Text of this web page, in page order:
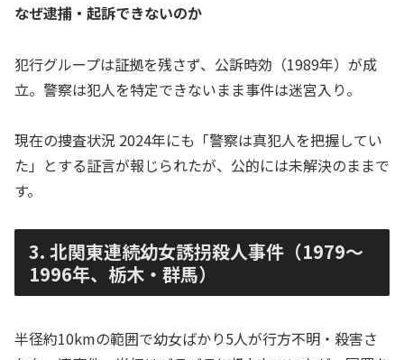
なぜ逮捕・起訴できないのか
犯行グループは証拠を残さず、公訴時効（1989年）が成
立。警察は犯人を特定できないまま事件は迷宮入り。
現在の捜査状況 2024年にも「警察は真犯人を把握してい
た」とする証言が報じられたが、公的には未解決のままで
す。
3. 北関東連続幼女誘拐殺人事件（1979〜
1996年、栃木・群馬）
半径約10kmの範囲で幼女ばかり5人が行方不明・殺害さ